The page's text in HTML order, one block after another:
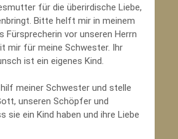
für die überirdische Liebe,
Bitte helft mir in meinem
Fürsprecherin vor unseren Herrn
mir für meine Schwester. Ihr
ist ein eigenes Kind.
meiner Schwester und stelle
unseren Schöpfer und
sie ein Kind haben und ihre Liebe